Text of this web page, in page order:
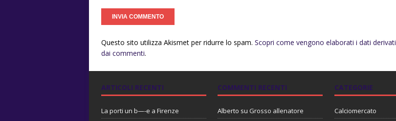
Questo sito utilizza Akismet per ridurre lo spam. Scopri come vengono elaborati i dati derivati
dai commenti.
ARTICOLI RECENTI
La porti un b—-e a Firenze
COMMENTI RECENTI
Alberto su Grosso allenatore
CATEGORIE
Calciomercato